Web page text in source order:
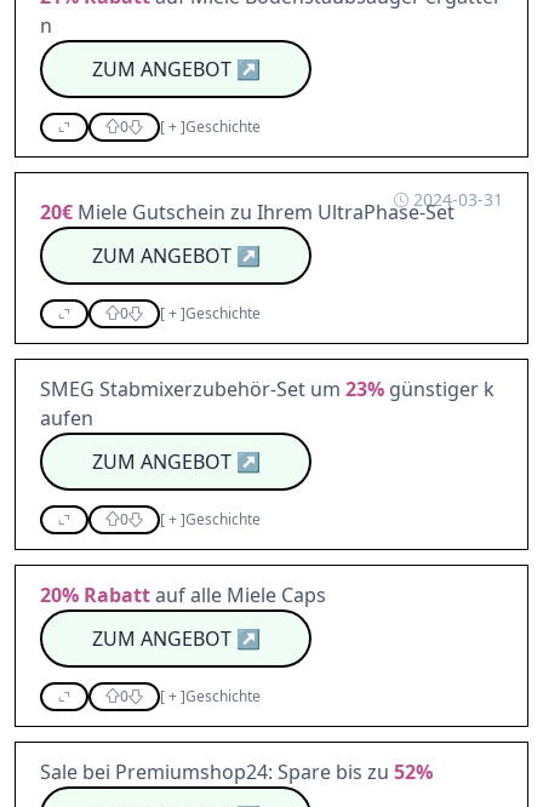
n
ZUM ANGEBOT↗
0 [+]Geschichte
2024-03-31
20€ Miele Gutschein zu Ihrem UltraPhase-Set
ZUM ANGEBOT↗
0 [+]Geschichte
SMEG Stabmixerzubehör-Set um 23% günstiger k
aufen
ZUM ANGEBOT↗
0 [+]Geschichte
20% Rabattauf alle Miele Caps
ZUM ANGEBOT↗
0 [+]Geschichte
Sale bei Premiumshop24: Spare bis zu 52%